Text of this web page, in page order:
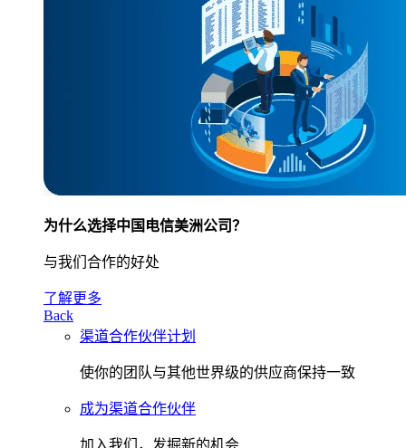
为什么选择中国电信美洲公司？
与我们合作的好处
了解更多
Back
渠道合作伙伴计划
使你的团队与其他世界级的供应商保持一致
成为渠道合作伙伴
加入我们，发掘新的机会